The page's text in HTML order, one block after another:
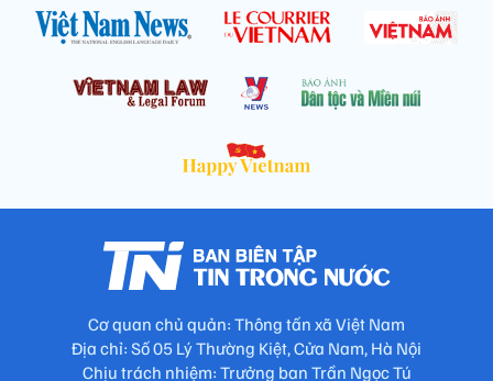
Cơ quan chủ quản: Thông tấn xã Việt Nam
Địa chỉ: Số 05 Lý Thường Kiệt, Cửa Nam, Hà Nội
Chịu trách nhiệm: Trưởng ban Trần Ngọc Tú